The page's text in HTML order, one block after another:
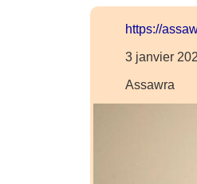
https://
3 janvier
Assawra